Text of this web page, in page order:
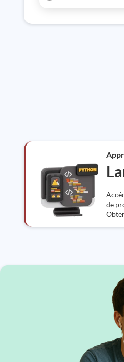
de